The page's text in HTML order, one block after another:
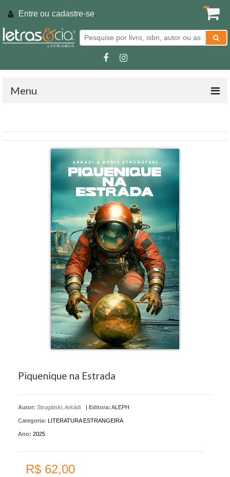
Entre ou cadastre-se.
Menu
Piquenique na Estrada
Autor: Strugátski, Arkádi Editora: ALEPH
Categoria: LITERATURA ESTRANGEIRA
Ano: 2025
R$ 62,00